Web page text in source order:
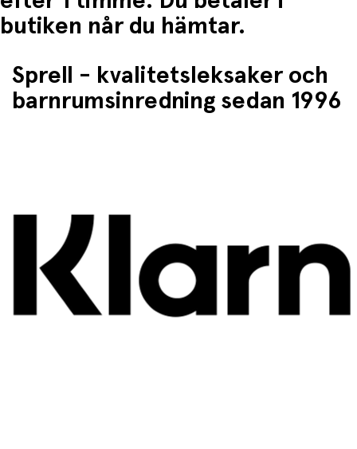
butiken når du hämtar.
Sprell - kvalitetsleksaker och
barnrumsinredning sedan 1996